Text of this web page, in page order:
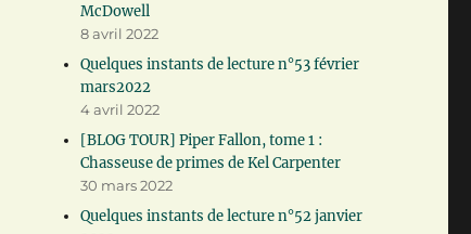
McDowell
8 avril 2022
Quelques instants de lecture n°53 février
mars2022
4 avril 2022
[BLOG TOUR] Piper Fallon, tome 1 :
Chasseuse de primes de Kel Carpenter
30 mars 2022
Quelques instants de lecture n°52 janvier